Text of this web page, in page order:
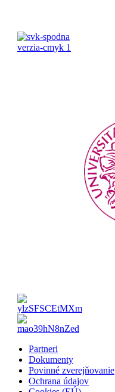
Partneri
Dokumenty
Povinné zverejňovanie
Ochrana údajov